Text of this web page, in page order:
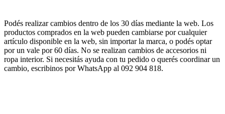
Podés realizar cambios dentro de los 30 días mediante la web. Los
productos comprados en la web pueden cambiarse por cualquier
artículo disponible en la web, sin importar la marca, o podés optar
por un vale por 60 días. No se realizan cambios de accesorios ni
ropa interior. Si necesitás ayuda con tu pedido o querés coordinar un
cambio, escribinos por WhatsApp al 092 904 818.